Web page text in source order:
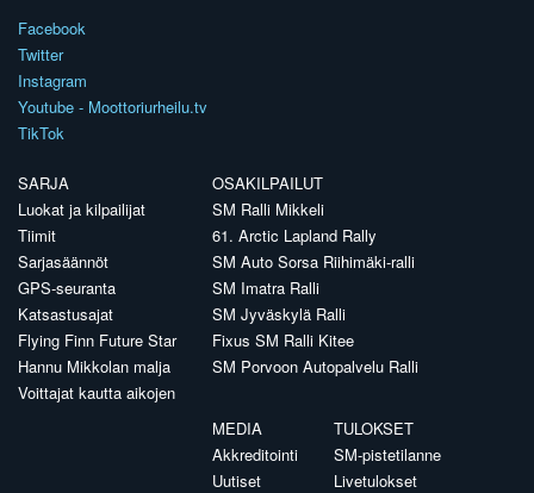
Facebook
Twitter
Instagram
Youtube - Moottoriurheilu.tv
TikTok
SARJA
Luokat ja kilpailijat
Tiimit
Sarjasäännöt
GPS-seuranta
Katsastusajat
Flying Finn Future Star
Hannu Mikkolan malja
Voittajat kautta aikojen
OSAKILPAILUT
SM Ralli Mikkeli
61. Arctic Lapland Rally
SM Auto Sorsa Riihimäki-ralli
SM Imatra Ralli
SM Jyväskylä Ralli
Fixus SM Ralli Kitee
SM Porvoon Autopalvelu Ralli
MEDIA
Akkreditointi
Uutiset
TULOKSET
SM-pistetilanne
Livetulokset